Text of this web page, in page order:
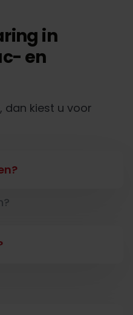
in
en
dan kiest u voor